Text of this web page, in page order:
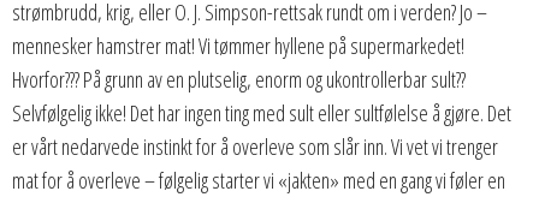
strømbrudd, krig, eller O. J. Simpson-rettsak rundt om i verden? Jo –
mennesker hamstrer mat! Vi tømmer hyllene på supermarkedet!
Hvorfor??? På grunn av en plutselig, enorm og ukontrollerbar sult??
Selvfølgelig ikke! Det har ingen ting med sult eller sultfølelse å gjøre. Det
er vårt nedarvede instinkt for å overleve som slår inn. Vi vet vi trenger
mat for å overleve – følgelig starter vi «jakten» med en gang vi føler en